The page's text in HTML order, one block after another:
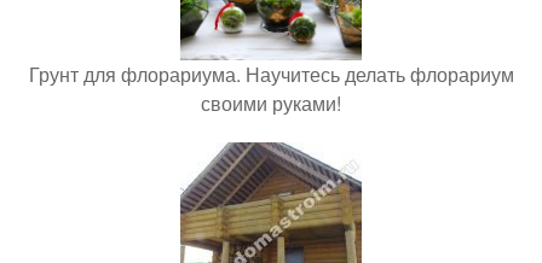
Грунт для флорариума. Научитесь делать флорариум
своими руками!